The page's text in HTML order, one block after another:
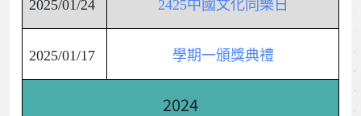
2025/01/24 2425中國文化同樂日
2025/01/17 學期一頒獎典禮
2024